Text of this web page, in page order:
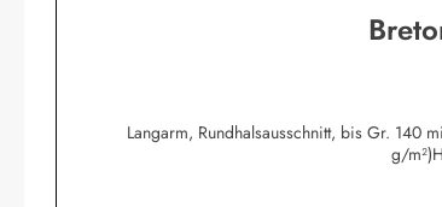
Langarm, Rundhalsausschnitt, bis Gr. 140
g/